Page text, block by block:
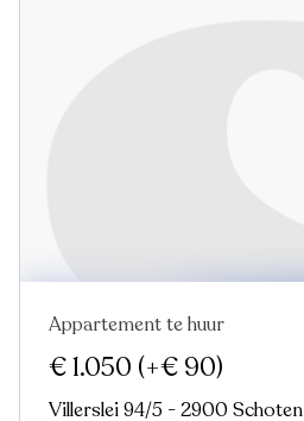
Nieuw
Appartement te huur
€ 1.050 (+€ 90)
Villerslei 94/5 - 2900 Schoten